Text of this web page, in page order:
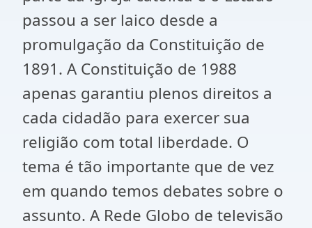
passou a ser laico desde a
promulgação da Constituição de
1891. A Constituição de 1988
apenas garantiu plenos direitos a
cada cidadão para exercer sua
religião com total liberdade. O
tema é tão importante que de vez
em quando temos debates sobre o
assunto. A Rede Globo de televisão